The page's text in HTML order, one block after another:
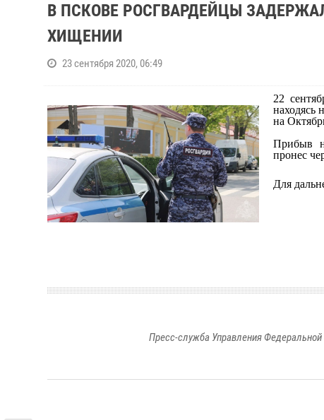
В ПСКОВЕ РОСГВАРДЕЙЦЫ
ХИЩЕНИИ
23 сентября 2020, 06:49
22
находясь
на
Прибыв
пронес
Для
Пресс-служба Управления